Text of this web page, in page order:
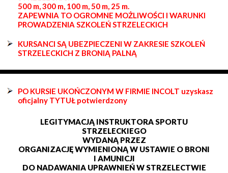
500 m, 300 m, 100 m, 50 m, 25 m.
ZAPEWNIA TO OGROMNE MOŻLIWOŚCI I WARUNKI
PROWADZENIA SZKOLEŃ STRZELECKICH
KURSANCI SĄ UBEZPIECZENI W ZAKRESIE SZKOLEŃ
STRZELECKICH Z BRONIĄ PALNĄ
PO KURSIE UKOŃCZONYM W FIRMIE INCOLT uzyskasz
oficjalny TYTUŁ potwierdzony
LEGITYMACJĄ INSTRUKTORA SPORTU
STRZELECKIEGO
WYDANĄ PRZEZ
ORGANIZACJĘ WYMIENIONĄ W USTAWIE O BRONI
I AMUNICJI
DO NADAWANIA UPRAWNIEŃ W STRZELECTWIE